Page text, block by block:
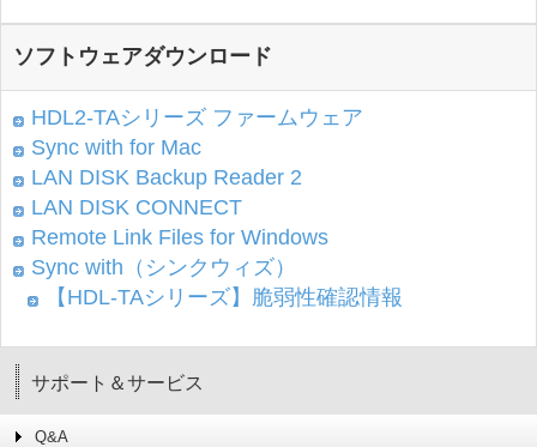
ソフトウェアダウンロード
HDL2-TAシリーズ ファームウェア
Sync with for Mac
LAN DISK Backup Reader 2
LAN DISK CONNECT
Remote Link Files for Windows
Sync with（シンクウィズ）
【HDL-TAシリーズ】脆弱性確認情報
サポート＆サービス
Q&A